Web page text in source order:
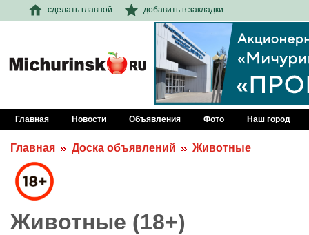
сделать главной добавить в закладки
Главная Новости Объявления Фото Наш город
Главная Доска объявлений Животные
Животные (18+)